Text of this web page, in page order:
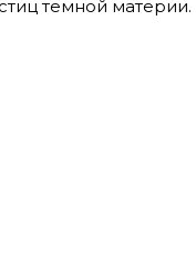
темной материи.